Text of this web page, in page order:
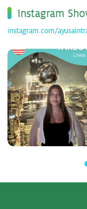
Ins­ta­gram
instagram.com/